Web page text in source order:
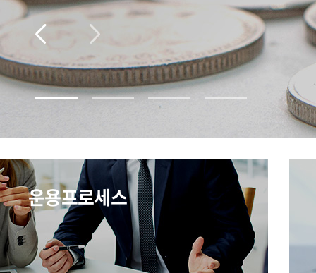
운용프로세스